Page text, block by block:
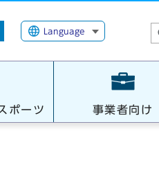
Language
ポーツ 事業者向け